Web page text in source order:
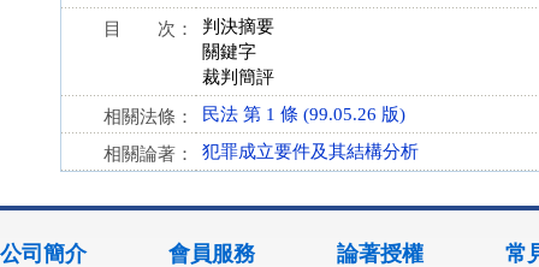
目 次：
判決摘要
關鍵字
裁判簡評
相關法條： 民法 第 1 條 (99.05.26 版)
相關論著： 犯罪成立要件及其結構分析
公司簡介 會員服務 論著授權 常